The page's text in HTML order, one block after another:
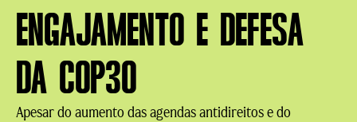
ENGAJAMENTO E DEFESA
DA COP30
Apesar do aumento das agendas antidireitos e do